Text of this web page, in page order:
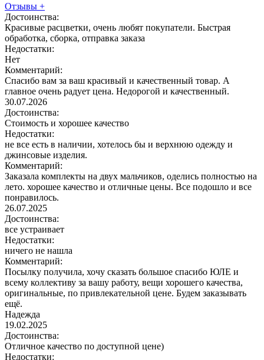
Отзывы +
Достоинства:
Красивые расцветки, очень любят покупатели. Быстрая
обработка, сборка, отправка заказа
Недостатки:
Нет
Комментарий:
Спасибо вам за ваш красивый и качественный товар. А
главное очень радует цена. Недорогой и качественный.
30.07.2026
Достоинства:
Стоимость и хорошее качество
Недостатки:
не все есть в наличии, хотелось бы и верхнюю одежду и
джинсовые изделия.
Комментарий:
Заказала комплекты на двух мальчиков, оделись полностью на
лето. хорошее качество и отличные цены. Все подошло и все
понравилось.
26.07.2025
Достоинства:
все устраивает
Недостатки:
ничего не нашла
Комментарий:
Посылку получила, хочу сказать большое спасибо ЮЛЕ и
всему коллективу за вашу работу, вещи хорошего качества,
оригинальные, по привлекательной цене. Будем заказывать
ещё.
Надежда
19.02.2025
Достоинства:
Отличное качество по доступной цене)
Недостатки: